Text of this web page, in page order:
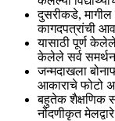
दुसरीकडे, मागील
कागदपत्रांची
यासाठी पूर्ण
केलेले सर्व
जन्मदाखला
आकाराचे
बहुतेक शैक्षणिक
नोंदणीकृत